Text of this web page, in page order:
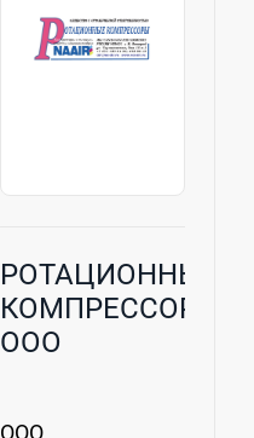
РОТАЦИОННЫЕ
КОМПРЕССОРЫ,
ООО
ООО